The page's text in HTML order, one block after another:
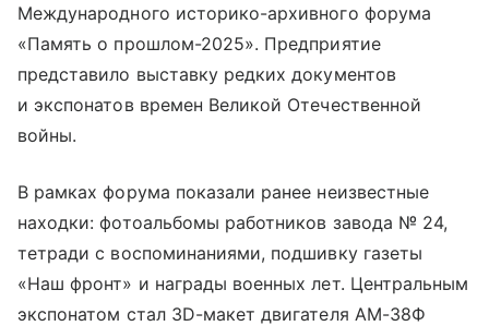
Международного историко-архивного форума
«Память о прошлом-2025». Предприятие
представило выставку редких документов
и экспонатов времен Великой Отечественной
войны.
В рамках форума показали ранее неизвестные
находки: фотоальбомы работников завода № 24,
тетради с воспоминаниями, подшивку газеты
«Наш фронт» и награды военных лет. Центральным
экспонатом стал 3D-макет двигателя АМ-38Ф